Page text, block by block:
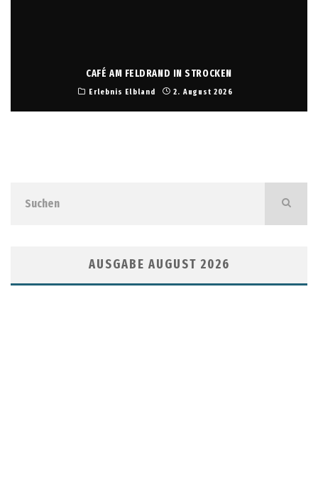
CAFÉ AM FELDRAND IN STROCKEN
Erlebnis Elbland 2. August 2026
AUSGABE AUGUST 2026